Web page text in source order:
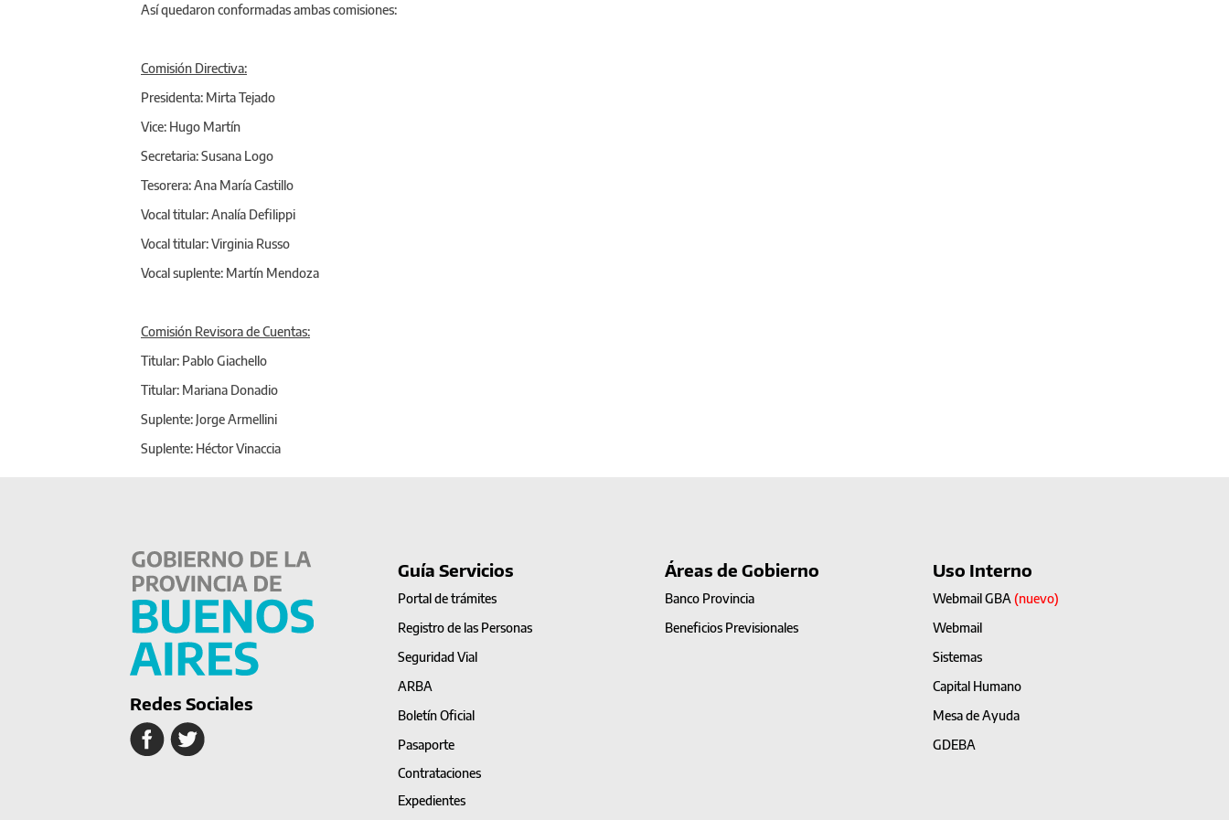
Así quedaron conformadas ambas comisiones:
Comisión Directiva:
Presidenta: Mirta Tejado
Vice: Hugo Martín
Secretaria: Susana Logo
Tesorera: Ana María Castillo
Vocal titular: Analía Defilippi
Vocal titular: Virginia Russo
Vocal suplente: Martín Mendoza
Comisión Revisora de Cuentas:
Titular: Pablo Giachello
Titular: Mariana Donadio
Suplente: Jorge Armellini
Suplente: Héctor Vinaccia
Redes Sociales
Guía Servicios
Portal de trámites
Registro de las Personas
Seguridad Vial
ARBA
Boletín Oficial
Pasaporte
Contrataciones
Expedientes
Áreas de Gobierno
Banco Provincia
Beneficios Previsionales
Uso Interno
Webmail GBA (nuevo)
Webmail
Sistemas
Capital Humano
Mesa de Ayuda
GDEBA